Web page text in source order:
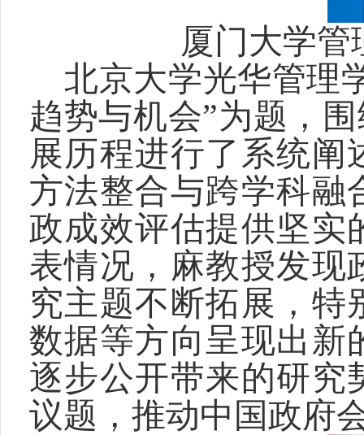
厦门大学
北京大学光华管理
趋势与机会”为题，
展历程进行了系统阐
方法整合与跨学科融
政成效评估提供坚实
表情况，麻教授发现
究主题不断拓展，特
数据等方向呈现出新
逐步公开带来的研究
议题，推动中国政府